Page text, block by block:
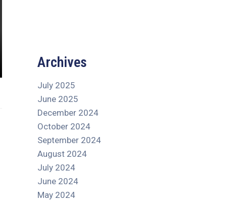
Archives
July 2025
June 2025
December 2024
October 2024
September 2024
August 2024
July 2024
June 2024
May 2024